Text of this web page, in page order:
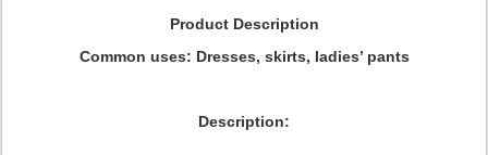
Product Description
Common uses: Dresses, skirts, ladies’ pants
Description: